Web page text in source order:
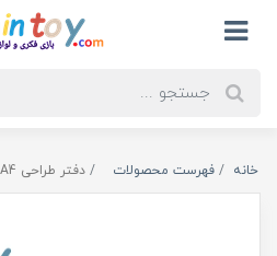
خانه فهرست محصولات دفتر طراحی A4 جلد مقوایی برجسته مدیر